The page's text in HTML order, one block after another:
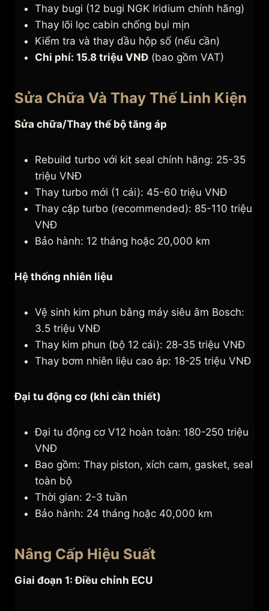
Thay bugi (12 bugi NGK Iridium chính hãng)
Thay lõi lọc cabin chống bụi mịn
Kiểm tra và thay dầu hộp số (nếu cần)
Chi phí: 15.8 triệu VNĐ (bao gồm VAT)
Sửa Chữa Và Thay Thế Linh Kiện
Sửa chữa/Thay thế bộ tăng áp
Rebuild turbo với kit seal chính hãng: 25-35
triệu VNĐ
Thay turbo mới (1 cái): 45-60 triệu VNĐ
Thay cặp turbo (recommended): 85-110 triệu
VNĐ
Bảo hành: 12 tháng hoặc 20,000 km
Hệ thống nhiên liệu
Vệ sinh kim phun bằng máy siêu âm Bosch:
3.5 triệu VNĐ
Thay kim phun (bộ 12 cái): 28-35 triệu VNĐ
Thay bơm nhiên liệu cao áp: 18-25 triệu VNĐ
Đại tu động cơ (khi cần thiết)
Đại tu động cơ V12 hoàn toàn: 180-250 triệu
VNĐ
Bao gồm: Thay piston, xích cam, gasket, seal
toàn bộ
Thời gian: 2-3 tuần
Bảo hành: 24 tháng hoặc 40,000 km
Nâng Cấp Hiệu Suất
Giai đoạn 1: Điều chỉnh ECU